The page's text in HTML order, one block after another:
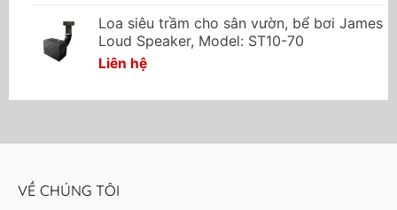
Loa siêu trầm cho sân vườn, bể bơi James
Loud Speaker, Model: ST10-70
Liên hệ
VỀ CHÚNG TÔI